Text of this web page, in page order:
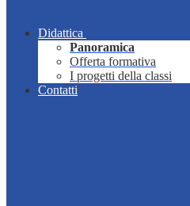
Didattica
Panoramica
Offerta formativa
I progetti della classi
Contatti